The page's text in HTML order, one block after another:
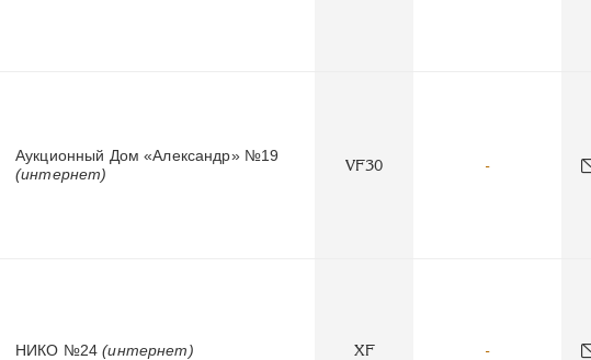
Аукционный Дом «Александр» №19
(интернет)
VF30 -
НИКО №24(интернет) XF -